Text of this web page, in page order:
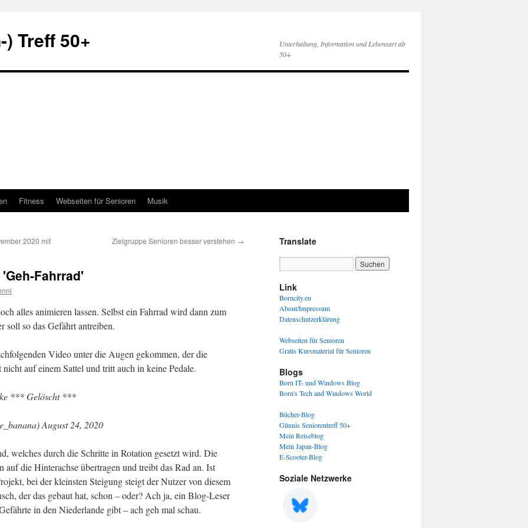
Treff 50+
Unterhaltung, Information und Lebensart ab
50+
Fitness Webseiten für Senioren Musik
2020 mit
Zielgruppe Senioren besser verstehen →
Fahrrad'
alles animieren lassen. Selbst ein Fahrrad wird dann zum
soll so das Gefährt antreiben.
Video unter die Augen gekommen, der die
auf einem Sattel und tritt auch in keine Pedale.
*** Gelöscht ***
August 24, 2020
welches durch die Schritte in Rotation gesetzt wird. Die
die Hinterachse übertragen und treibt das Rad an. Ist
bei der kleinsten Steigung steigt der Nutzer von diesem
der das gebaut hat, schon – oder? Ach ja, ein Blog-Leser
in den Niederlande gibt – ach geh mal schau.
Translate
Link
Borncity.eu
About/Impressum
Datenschutzerklärung
Webseiten für Senioren
Gratis Kursmaterial für Senioren
Blogs
Born IT- und Windows Blog
Born's Tech and Windows World
Bücher-Blog
Günnis Seniorentreff 50+
Mein Reiseblog
Mein Japan-Blog
E-Scooter-Blog
Soziale Netzwerke